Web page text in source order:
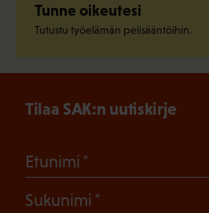
Tunne oikeutesi
Tutustu työelämän pelisääntöihin.
Tilaa SAK:n uutiskirje
Etunimi
Sukunimi